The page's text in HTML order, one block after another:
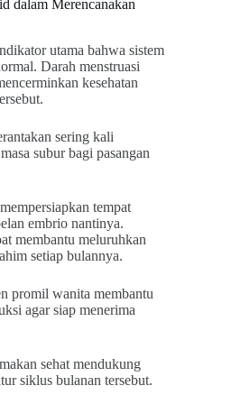
dalam Merencanakan
utama bahwa sistem
Darah menstruasi
kesehatan
sering kali
subur bagi pasangan
tempat
embrio nantinya.
membantu meluruhkan
setiap bulannya.
promil wanita membantu
agar siap menerima
sehat mendukung
siklus bulanan tersebut.